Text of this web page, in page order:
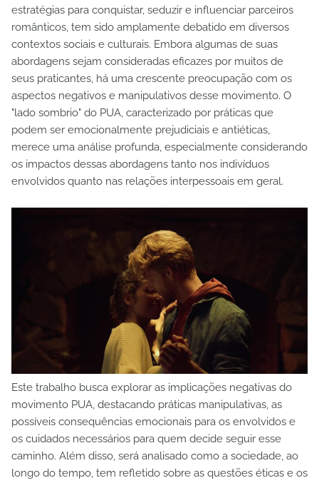
estratégias para conquistar, seduzir e influenciar parceiros
românticos, tem sido amplamente debatido em diversos
contextos sociais e culturais. Embora algumas de suas
abordagens sejam consideradas eficazes por muitos de
seus praticantes, há uma crescente preocupação com os
aspectos negativos e manipulativos desse movimento. O
"lado sombrio" do PUA, caracterizado por práticas que
podem ser emocionalmente prejudiciais e antiéticas,
merece uma análise profunda, especialmente considerando
os impactos dessas abordagens tanto nos indivíduos
envolvidos quanto nas relações interpessoais em geral.
Este trabalho busca explorar as implicações negativas do
movimento PUA, destacando práticas manipulativas, as
possíveis consequências emocionais para os envolvidos e
os cuidados necessários para quem decide seguir esse
caminho. Além disso, será analisado como a sociedade, ao
longo do tempo, tem refletido sobre as questões éticas e os